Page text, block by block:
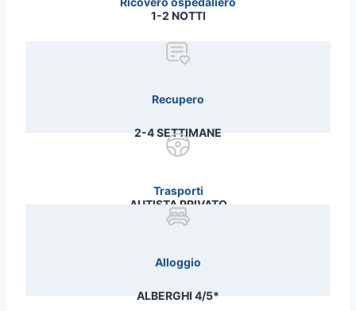
1-2 NOTTI
Recupero
2-4 SETTIMANE
Trasporti
AUTISTA PRIVATO
Alloggio
ALBERGHI 4/5*